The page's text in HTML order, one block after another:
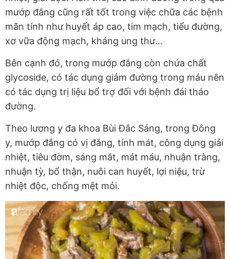
mướp đắng cũng rất tốt trong việc chữa các bệnh
mãn tính như huyết áp cao, tim mạch, tiểu đường,
xơ vữa động mạch, kháng ung thư…
Bên cạnh đó, trong mướp đắng còn chứa chất
glycoside, có tác dụng giảm đường trong máu nên
có tác dụng trị liệu bổ trợ đối với bệnh đái tháo
đường.
Theo lương y đa khoa Bùi Đắc Sáng, trong Đông
y, mướp đắng có vị đắng, tính mát, công dụng giải
nhiệt, tiêu đờm, sáng mắt, mát máu, nhuận tràng,
nhuận tỳ, bổ thận, nuôi can huyết, lợi niệu, trừ
nhiệt độc, chống mệt mỏi.